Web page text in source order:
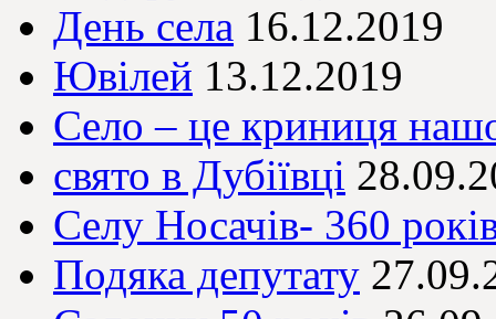
День села 16.12.2019
Ювілей 13.12.2019
Село – це криниця
свято в Дубіївці
Селу Носачів- 360
Подяка депутату